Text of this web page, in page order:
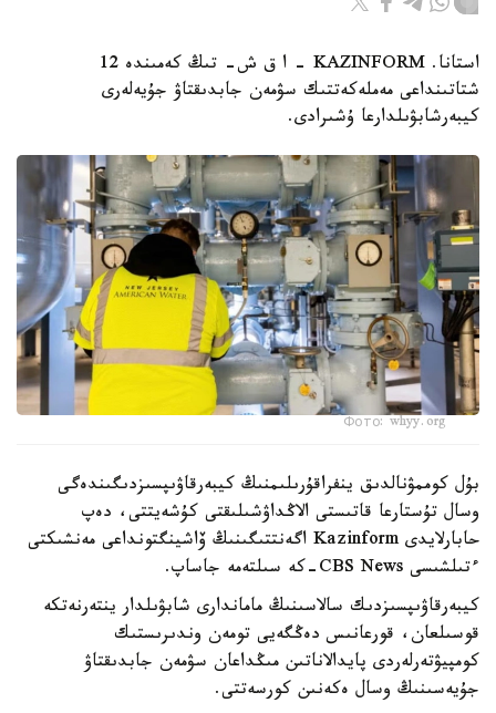
استانا. KAZINFORM – ا ق ش- تىڭ كەمىندە 12
شتاتىنداعى مەملەكەتتىك سۋمەن جابدىقتاۋ جۇيەلەرى
كيبەرشابۋىلدارعا ۇشىرادى.
Фото: whyy.org
بۇل كوممۋنالدىق ينفراقۇرىلىمنىڭ كيبەرقاۋىپسىزدىگىندەگى
وسال تۇستارعا قاتىستى الاڭداۋشىلىقتى كۇشەيتتى، دەپ
حابارلايدى Kazinform اگەنتتىگىنىڭ ۆاشينگتونداعى مەنشىكتى
ءتىلشىسى CBS News-كە سىلتەمە جاساپ.
كيبەرقاۋىپسىزدىك سالاسىنىڭ ماماندارى شابۋىلدار ينتەرنەتكە
قوسىلعان، قورعانىس دەڭگەيى تومەن وندىرىستىك
كومپيۋتەرلەردى پايدالاناتىن مىڭداعان سۋمەن جابدىقتاۋ
جۇيەسىنىڭ وسال ەكەنىن كورسەتتى.